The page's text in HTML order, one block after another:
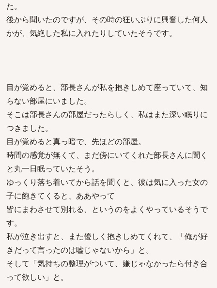
た。
後から聞いたのですが、その時の狂いぶりに興奮した何人
かが、気絶した私に入れたりしていたそうです。
目が覚めると、部長さんが私を抱きしめて座っていて、知
らない部屋にいました。
そこは部長さんの部屋だったらしく、私はまた深い眠りに
つきました。
目が覚めると真っ暗で、先ほどの部屋。
時間の感覚が無くて、まだ傍にいてくれた部長さんに聞く
と丸一日眠っていたそう。
ゆっくり落ち着いてから話を聞くと、彼は気に入った女の
子に飽きてくると、ああやって
皆にまわさせて別れる、というのをよくやっているそうで
す。
私が泣き出すと、また優しく抱きしめてくれて、「俺が好
きだって言ったのは嘘じゃないから」と。
そして「気持ちの整理がついて、嫌じゃなかったら付き合
って欲しい」と。